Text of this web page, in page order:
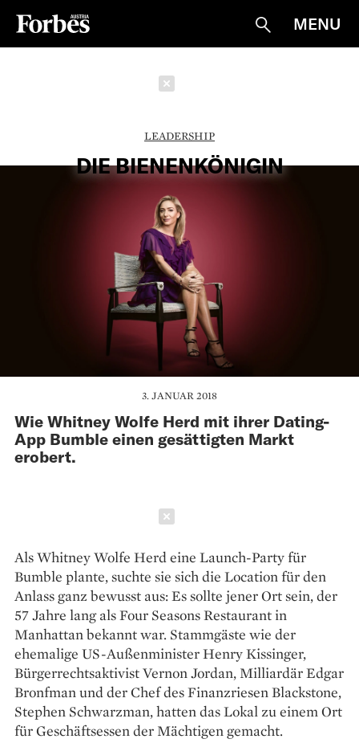
Suche
MENU
LEADERSHIP
DIE BIENENKÖNIGIN
3. JANUAR 2018
Wie Whitney Wolfe Herd mit ihrer Dating-
App Bumble einen gesättigten Markt
erobert.
Als Whitney Wolfe Herd eine Launch-Party für
Bumble plante, suchte sie sich die Location für den
Anlass ganz bewusst aus: Es sollte jener Ort sein, der
57 Jahre lang als Four Seasons Restaurant in
Manhattan bekannt war. Stammgäste wie der
ehemalige US-Außenminister Henry Kissinger,
Bürgerrechts­aktivist Vernon Jordan, Milliardär Edgar
Bronfman und der Chef des Finanzriesen Blackstone,
Stephen Schwarzman, hatten das Lokal zu einem Ort
für Geschäftsessen der Mächtigen gemacht.